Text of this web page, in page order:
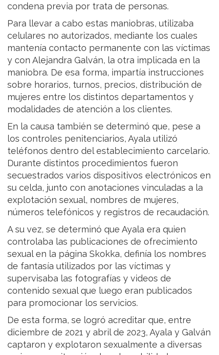
condena previa por trata de personas.
Para llevar a cabo estas maniobras, utilizaba
celulares no autorizados, mediante los cuales
mantenía contacto permanente con las víctimas
y con Alejandra Galván, la otra implicada en la
maniobra. De esa forma, impartía instrucciones
sobre horarios, turnos, precios, distribución de
mujeres entre los distintos departamentos y
modalidades de atención a los clientes.
En la causa también se determinó que, pese a
los controles penitenciarios, Ayala utilizó
teléfonos dentro del establecimiento carcelario.
Durante distintos procedimientos fueron
secuestrados varios dispositivos electrónicos en
su celda, junto con anotaciones vinculadas a la
explotación sexual, nombres de mujeres,
números telefónicos y registros de recaudación.
A su vez, se determinó que Ayala era quien
controlaba las publicaciones de ofrecimiento
sexual en la página Skokka, definía los nombres
de fantasía utilizados por las víctimas y
supervisaba las fotografías y videos de
contenido sexual que luego eran publicados
para promocionar los servicios.
De esta forma, se logró acreditar que, entre
diciembre de 2021 y abril de 2023, Ayala y Galván
captaron y explotaron sexualmente a diversas